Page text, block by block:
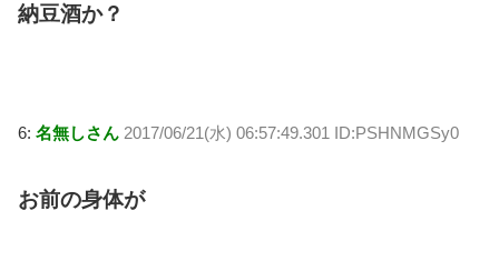
納豆酒か？
6: 名無しさん 2017/06/21(水) 06:57:49.301 ID:PSHNMGSy0
お前の身体が